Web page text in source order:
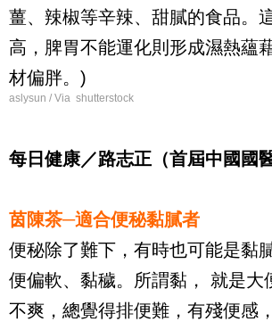
薑、辣椒等辛辣、甜膩的食品。
高，脾胃不能運化則形成濕熱蘊
材偏胖。)
aslysun / Via shutterstock
每日健康／路志正（首屆中國國
茵陳茶─適合便秘黏膩者
便秘除了難下，有時也可能是黏
便偏軟、黏穢。所謂黏， 就是大
不爽，總覺得排便難，有殘便感